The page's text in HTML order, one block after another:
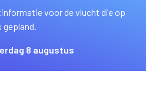
voor de vlucht die op
gepland.
8 augustus